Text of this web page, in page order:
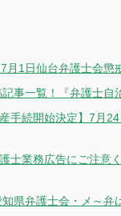
1日仙台弁護士会懲
事一覧！『弁護士自
手続開始決定】7月
士業務広告にご注意
県弁護士会・メ～